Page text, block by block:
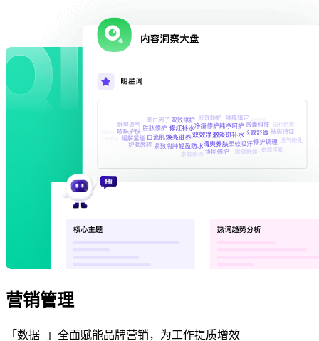
营销管理
「数据+」全面赋能品牌营销，为工作提质增效